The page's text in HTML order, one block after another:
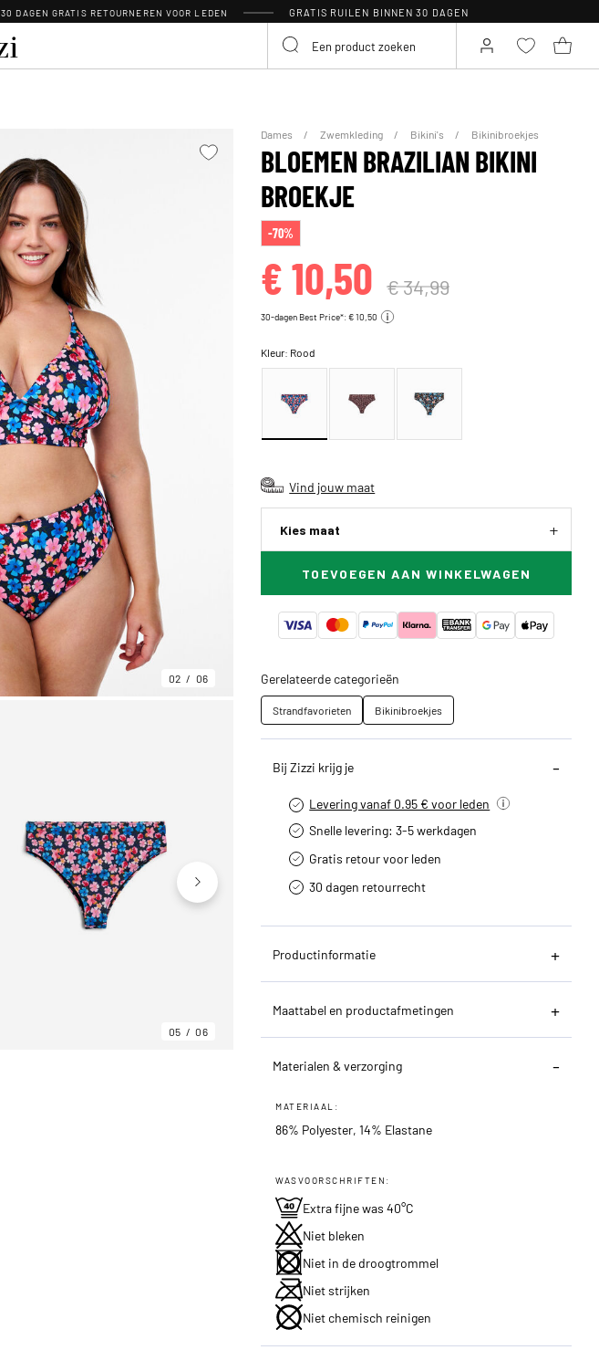
30 DAGEN GRATIS RETOURNEREN VOOR LEDEN GRATIS RUILEN BINNEN 30 DAGEN
02 06
05 06
Dames Zwemkleding Bikini's Bikinibroekjes
BLOEMEN BRAZILIAN BIKINI
BROEKJE
-70%
€ 10,50 € 34,99
30-dagen Best Price*: € 10,50
Kleur: Rood
Vind jouw maat
Kies maat
TOEVOEGEN AAN WINKELWAGEN
Gerelateerde categorieën
Strandfavorieten Bikinibroekjes
Bij Zizzi krijg je
Levering vanaf 0.95 € voor leden
Snelle levering: 3-5 werkdagen
Gratis retour voor leden
30 dagen retourrecht­
Productinformatie
Maattabel en productafmetingen
Materialen & verzorging
MATERIAAL:
86% Polyester, 14% Elastane
WASVOORSCHRIFTEN:
Extra fijne was 40°C
Niet bleken
Niet in de droogtrommel
Niet strijken
Niet chemisch reinigen